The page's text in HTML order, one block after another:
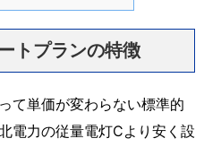
トプランの特徴
て単価が変わらない標準的
電力の従量電灯Cより安く設